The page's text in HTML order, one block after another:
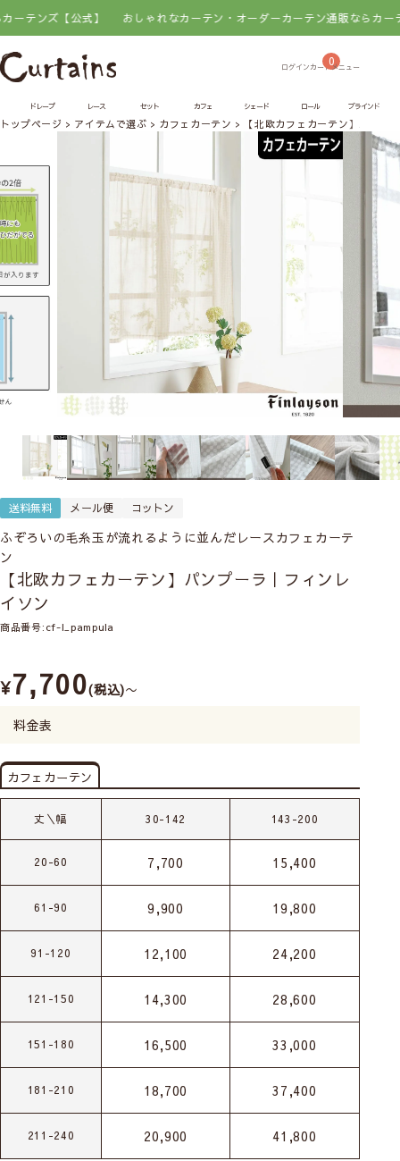
【公式】 おしゃれなカーテン・オーダーカーテン通販ならカーテンズ【
0
ドレープ レース セット カフェ シェード ロール ブラインド
トップページ アイテムで選ぶ カフェカーテン 【北欧カフェカーテン】パンプ
送料無料 メール便 コットン
ふぞろいの毛糸玉が流れるように並んだレースカフェカーテ
ン
【北欧カフェカーテン】パンプーラ｜フィンレ
イソン
商品番号 cf-l_pampula
¥7,700 税込 〜
料金表
カフェカーテン
丈＼幅 30-142 143-200
20-60 7,700 15,400
61-90 9,900 19,800
91-120 12,100 24,200
121-150 14,300 28,600
151-180 16,500 33,000
181-210 18,700 37,400
211-240 20,900 41,800